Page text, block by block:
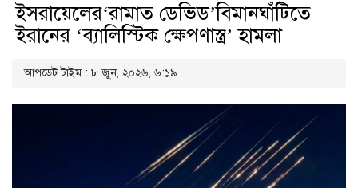
ইসরায়েলের‘রামাত ডেভিড’বিমানঘাঁটিতে
ইরানের ‘ব্যালিস্টিক ক্ষেপণাস্ত্র’ হামলা
আপডেট টাইম : ৮ জুন, ২০২৬, ৬:১৯